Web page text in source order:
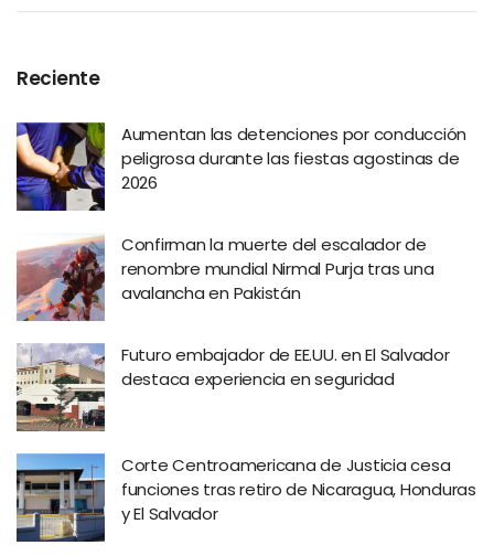
Reciente
Aumentan las detenciones por conducción
peligrosa durante las fiestas agostinas de
2026
Confirman la muerte del escalador de
renombre mundial Nirmal Purja tras una
avalancha en Pakistán
Futuro embajador de EE.UU. en El Salvador
destaca experiencia en seguridad
Corte Centroamericana de Justicia cesa
funciones tras retiro de Nicaragua, Honduras
y El Salvador